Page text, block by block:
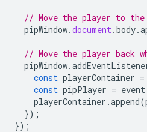
// Move the player to
pipWindow.document .body.
// Move the player back
pipWindow.
const playerContainer =
const pipPlayer = event
playerContainer .append(
});
});